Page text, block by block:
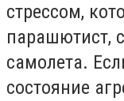
стрессом,
парашютист,
самолета.
состояние